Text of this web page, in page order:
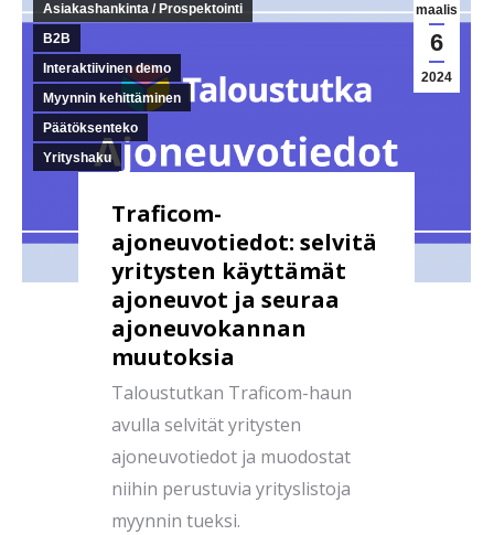
maalis
6
2024
Asiakashankinta / Prospektointi
B2B
Interaktiivinen demo
Myynnin kehittäminen
Päätöksenteko
Yrityshaku
Traficom-
ajoneuvotiedot: selvitä
yritysten käyttämät
ajoneuvot ja seuraa
ajoneuvokannan
muutoksia
Taloustutkan Traficom-haun
avulla selvität yritysten
ajoneuvotiedot ja muodostat
niihin perustuvia yrityslistoja
myynnin tueksi.